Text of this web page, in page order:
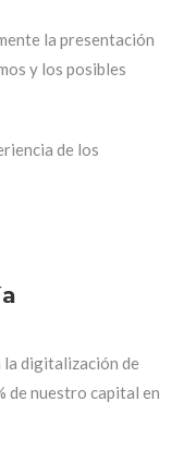
la presentación
y los posibles
de los
la digitalización de
de nuestro capital en